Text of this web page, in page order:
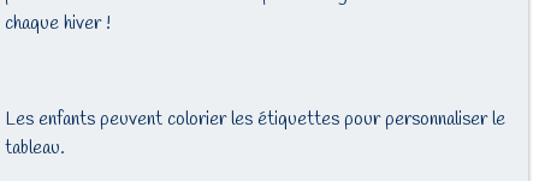
chaque hiver !
Les enfants peuvent colorier les étiquettes pour personnaliser le
tableau.